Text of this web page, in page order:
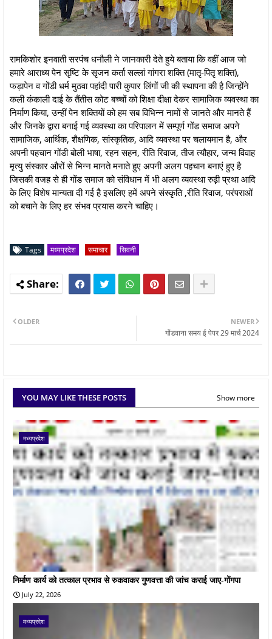
रामकिशोर इनवाती सरपंच धनौली ने जानकारी देते हुये बताया कि वहीं आज जो
हमारे आराध्य पेन सृष्टि के सृजन कर्ता सल्लां गांगरा शक्ति (मातृ-पितृ शक्ति),
फड़ापेन व गोंडी धर्म मुठवा पहांदी पारी कुपार लिंगों जी की स्थापना की है जिन्होंने
कली कंकाली दाई के तैंतीस कोट बच्चों को शिक्षा दीक्षा देकर सामाजिक व्यवस्था का
निर्माण किया, उन्हीं पेन शक्तियों को हम सब विभिन्न नामों से जानते और मानते हैं
और जिनके द्वारा बनाई गई व्यवस्था का परिपालन में सम्पूर्ण गोंड समाज अपने
सामाजिक, आर्थिक, शैक्षणिक, सांस्कृतिक, आदि व्यवस्था पर चलायमान है, और
अपनी पहचान गोंडी बोली भाषा, रहन सहन, रीति रिवाज, तीज त्यौहार, जन्म विवाह
मृत्यु संस्कार औरों से भिन्न मानते मनाते हुए अपनी अलग पहचान बनाएं हुए है
जिसकी वजह से ही गोंड समाज को संविधान में भी अलग व्यवस्था रुढ़ी प्रथा आदि
के लिए विशेष मान्यता दी गई है इसलिए हमें अपने संस्कृति ,रीति रिवाज, परंपराओं
को बचाने के लिए हर संभव प्रयास करने चाहिए।
Tags मध्यप्रदेश समाचार सिवनी
NEWER
गोंडवाना समय ई पेपर 29 मार्च 2024
OLDER
YOU MAY LIKE THESE POSTS Show more
मध्यप्रदेश
निर्माण कार्य को तत्काल प्रभाव से रुकवाकर गुणवत्ता की जांच कराई जाए-गोंगपा
July 22, 2026
मध्यप्रदेश